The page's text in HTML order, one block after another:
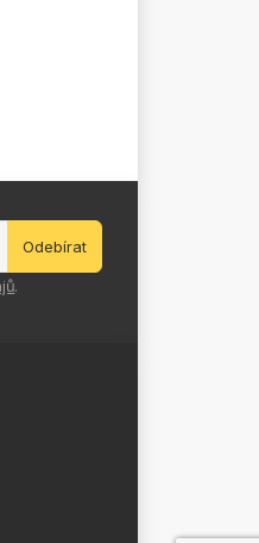
Odebírat
.